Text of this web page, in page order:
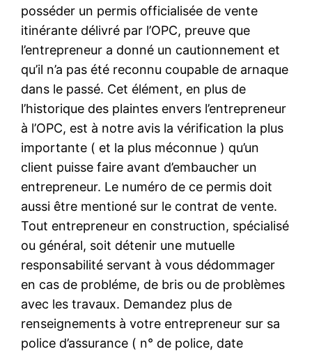
posséder un permis officialisée de vente
itinérante délivré par l’OPC, preuve que
l’entrepreneur a donné un cautionnement et
qu’il n’a pas été reconnu coupable de arnaque
dans le passé. Cet élément, en plus de
l’historique des plaintes envers l’entrepreneur
à l’OPC, est à notre avis la vérification la plus
importante ( et la plus méconnue ) qu’un
client puisse faire avant d’embaucher un
entrepreneur. Le numéro de ce permis doit
aussi être mentioné sur le contrat de vente.
Tout entrepreneur en construction, spécialisé
ou général, soit détenir une mutuelle
responsabilité servant à vous dédommager
en cas de probléme, de bris ou de problèmes
avec les travaux. Demandez plus de
renseignements à votre entrepreneur sur sa
police d’assurance ( n° de police, date